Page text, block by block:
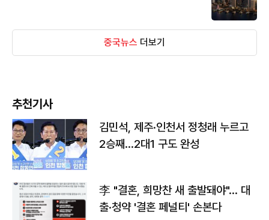
중국뉴스 더보기
추천기사
김민석, 제주·인천서 정청래 누르고
2승째…2대1 구도 완성
李 "결혼, 희망찬 새 출발돼야"… 대
출·청약 '결혼 페널티' 손본다